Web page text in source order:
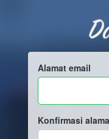
Alamat email
Konfirmasi